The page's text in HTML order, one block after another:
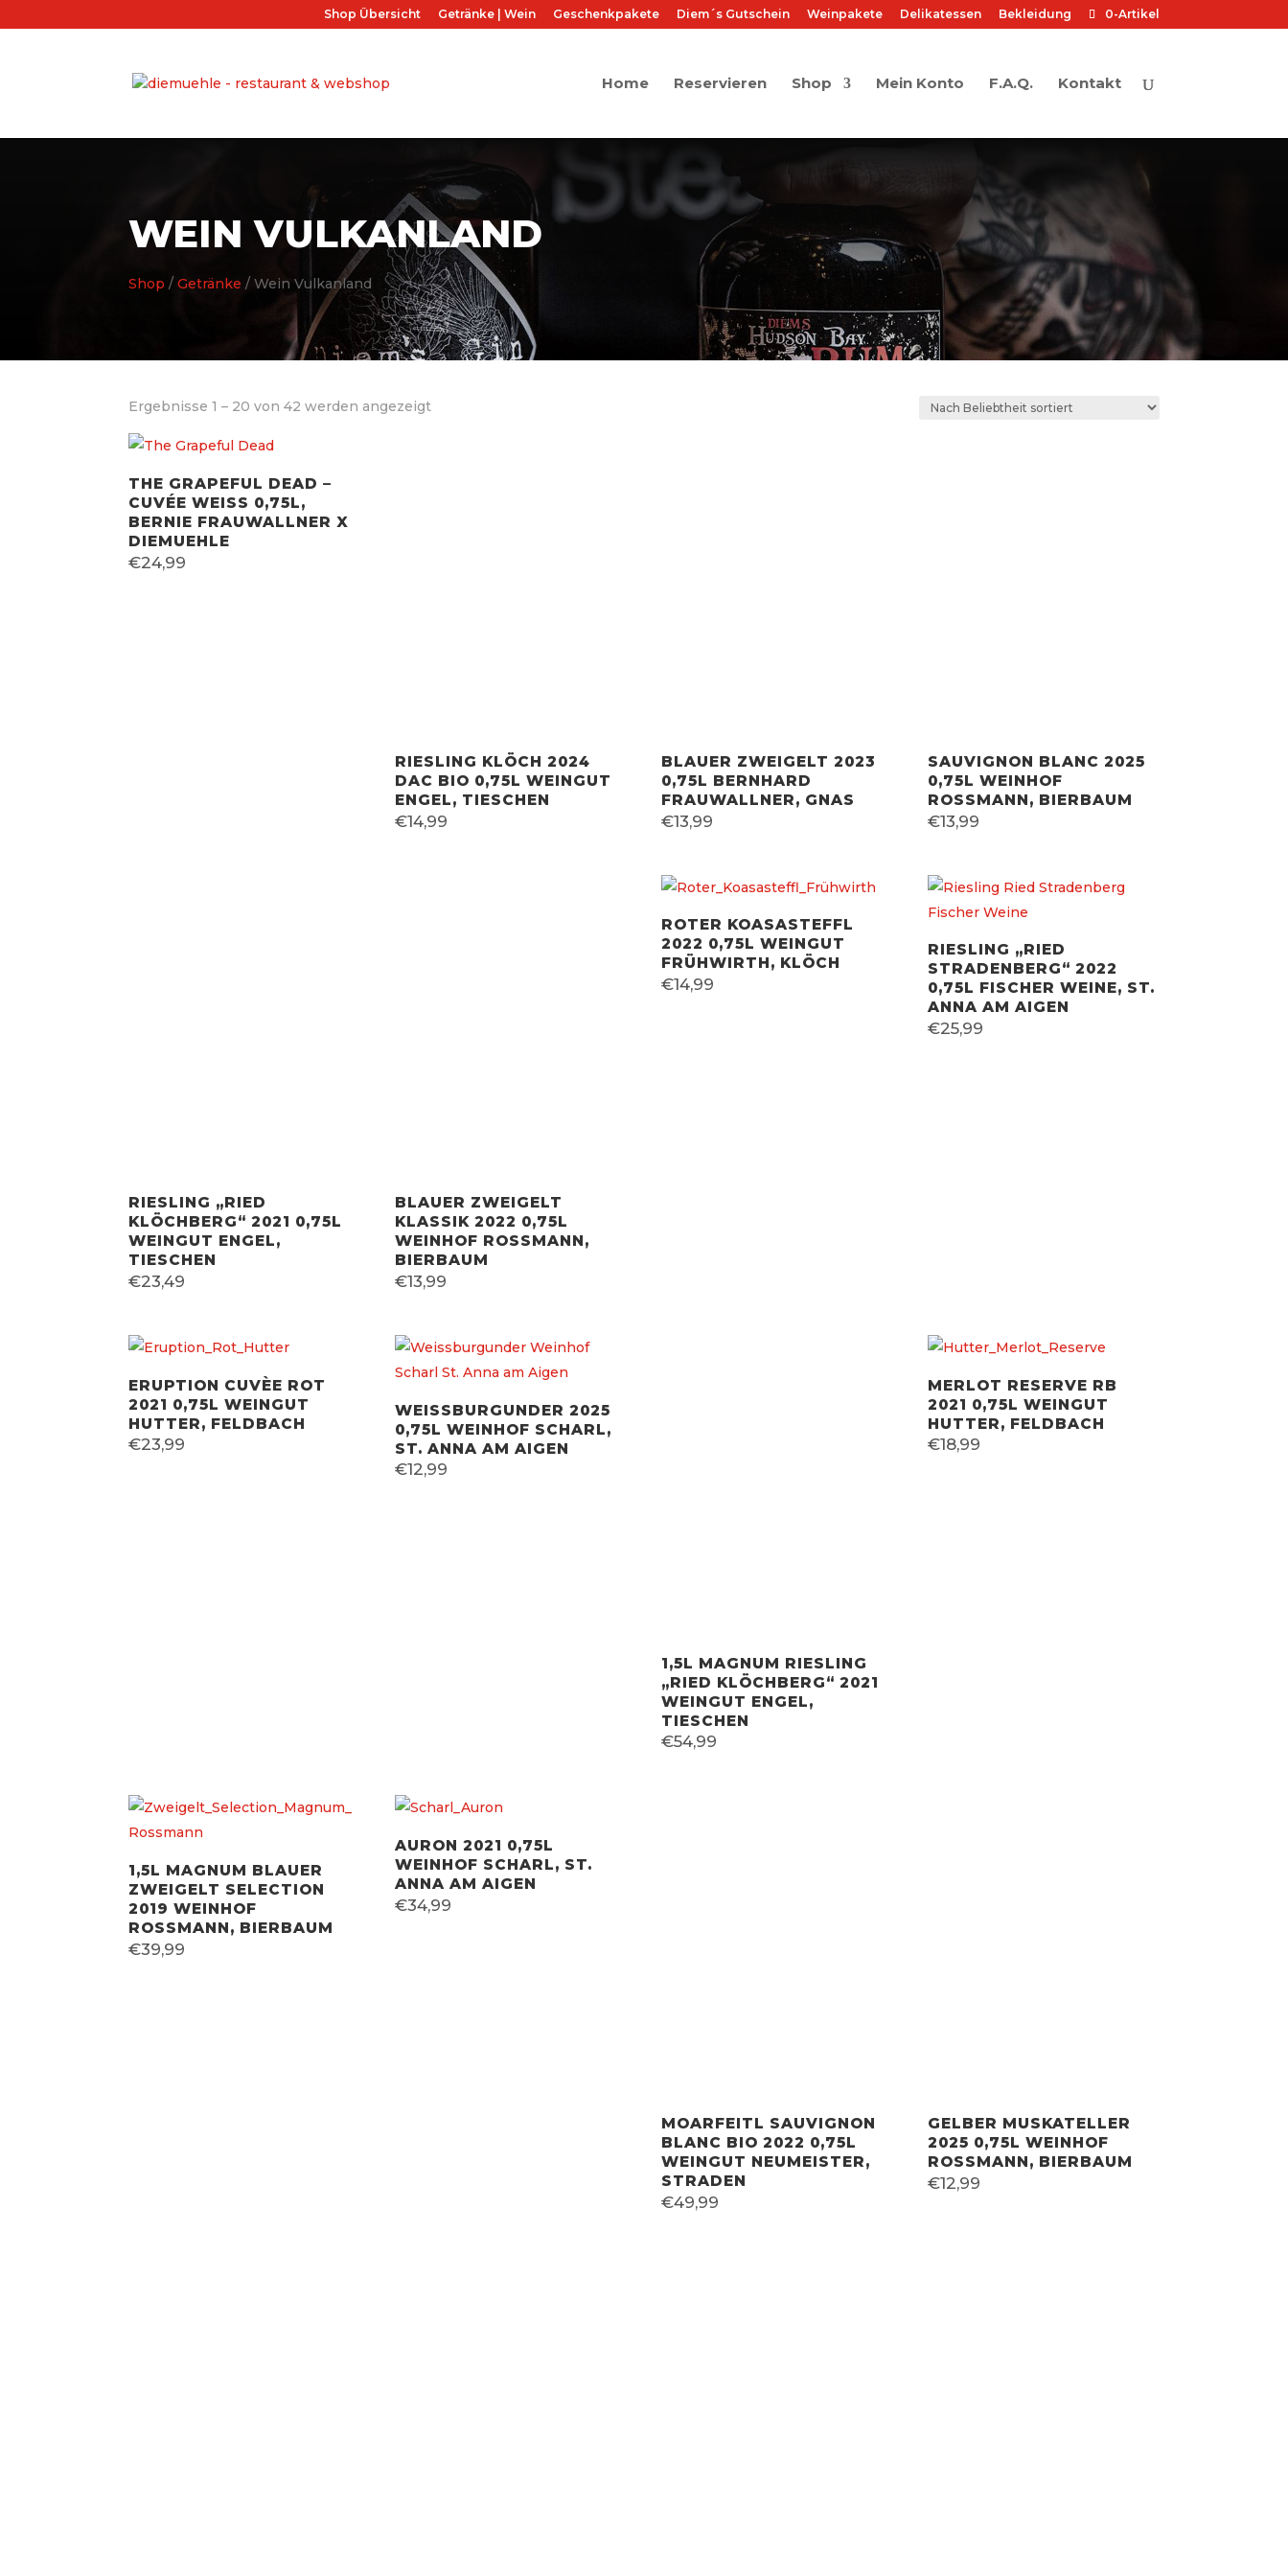
Shop Übersicht Getränke | Wein Geschenkpakete Diem´s Gutschein Weinpakete Delikatessen Bekleidung 0-Artikel
Home Reservieren Shop Mein Konto F.A.Q. Kontakt
WEIN VULKANLAND
Shop /Getränke / Wein Vulkanland
Ergebnisse 1 – 20 von 42 werden angezeigtNach
THE GRAPEFUL DEAD –
CUVÉE WEISS 0,75L, B
ERNIE FRAUWALLNER X D
IEMUEHLE
€24,99
RIESLING KLÖCH 2024
DAC BIO 0,75L WEINGUT
ENGEL, TIESCHEN
€14,99
BLAUER ZWEIGELT 2023
0,75L BERNHARD
FRAUWALLNER, GNAS
€13,99
SAUVIGNON BLANC 2025
0,75L WEINHOF
ROSSMANN, BIERBAUM
€13,99
RIESLING „RIED
KLÖCHBERG“ 2021 0,75L
WEINGUT ENGEL,
TIESCHEN
€23,49
BLAUER ZWEIGELT
KLASSIK 2022 0,75L
WEINHOF ROSSMANN,
BIERBAUM
€13,99
ROTER KOASASTEFFL
2022 0,75L WEINGUT
FRÜHWIRTH, KLÖCH
€14,99
RIESLING „RIED
STRADENBERG“ 2022
0,75L FISCHER WEINE, ST.
ANNA AM AIGEN
€25,99
ERUPTION CUVÈE ROT
2021 0,75L WEINGUT
HUTTER, FELDBACH
€23,99
WEISSBURGUNDER 2025
0,75L WEINHOF SCHARL,
ST. ANNA AM AIGEN
€12,99
1,5L MAGNUM RIESLING
„RIED KLÖCHBERG“ 2021
WEINGUT ENGEL,
TIESCHEN
€54,99
MERLOT RESERVE RB
2021 0,75L WEINGUT
HUTTER, FELDBACH
€18,99
1,5L MAGNUM BLAUER
ZWEIGELT SELECTION
2019 WEINHOF
ROSSMANN, BIERBAUM
€39,99
AURON 2021 0,75L
WEINHOF SCHARL, ST.
ANNA AM AIGEN
€34,99
MOARFEITL SAUVIGNON
BLANC BIO 2022 0,75L
WEINGUT NEUMEISTER,
STRADEN
€49,99
GELBER MUSKATELLER
2025 0,75L WEINHOF
ROSSMANN, BIERBAUM
€12,99